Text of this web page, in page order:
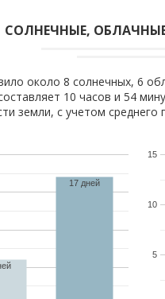
CОЛНЕЧНЫЕ,
около 8 солнечных, 6
10 часов и 54
земли, с учетом
17 дней
5
10
15